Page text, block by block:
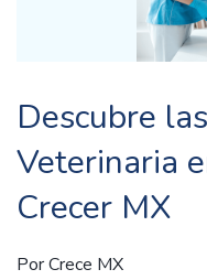
Descubre
Veterinaria
Crecer MX
PorCrece MX